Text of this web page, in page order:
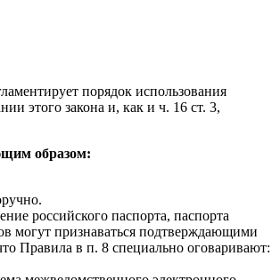
порядок использования
этого закона и, как и ч. 16 ст. 3,
образом:
российского паспорта, паспорта
могут признаваться подтверждающими
Правила в п. 8 специально оговаривают: